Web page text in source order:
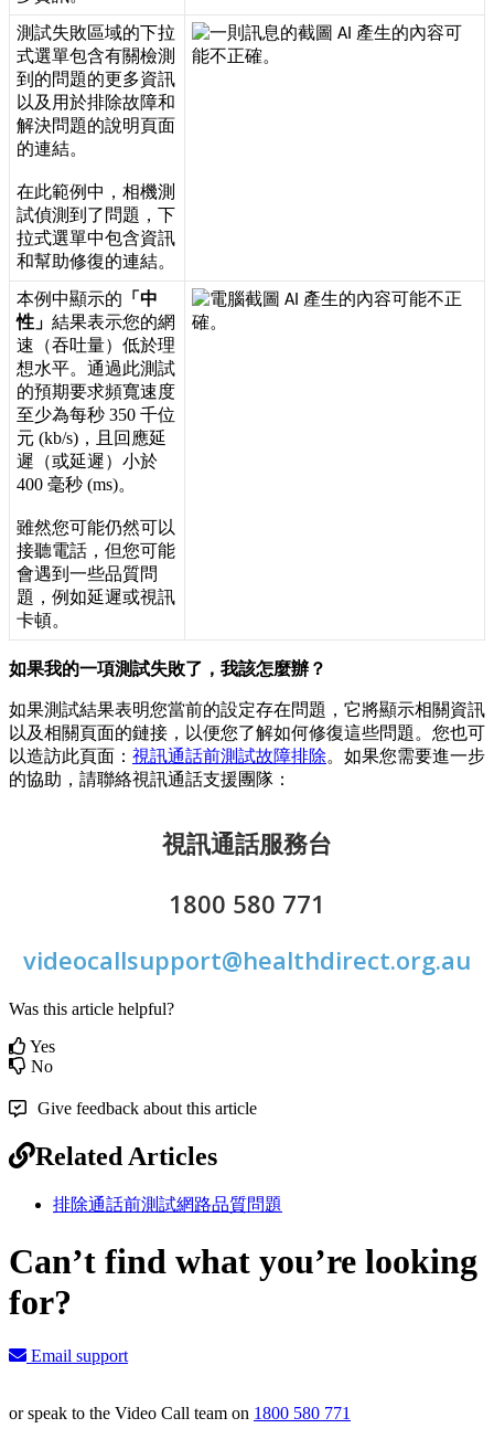
測試失敗區域的下拉
式選單包含有關檢測
到 的問題的更多資訊
以 及 用於排除故障和
解決問題的說明頁面
的連結。
在此範例中 ，相機測
試偵測到 了 問題 ，下
拉式選單中包含資訊
和幫助修復的連結。
本例中顯示的 「中
性 」結果表示您的網
速 （吞吐量）低於理
想水平。通過此測試
的預期要求頻寬速度
至少為每秒 350 千位
元 (kb/s) ， 且 回 應延
遲 （或延遲）小於
400 毫秒 (ms)。
雖然您可能仍然可以
接聽電話 ，但您可能
會遇到一些品質問
題 ，例如延遲或視訊
卡頓。
如果我的一項測試失敗了 ， 我該怎麼辦 ？
如果測試結果表明您當前的設定存在問題 ， 它將顯示相關資訊
以 及相關頁面的鏈接 ， 以便您了解如何修復這些問題 。 您也可
以造訪此頁面 ： 視訊通話前測試故障排除。 如果您需要進一步
的協助 ， 請聯絡視訊通話支援團隊 ：
視訊通話服務台
1800 580 771
videocallsupport@healthdirect.org.au
Was this article helpful?
Yes
No
Give feedback about this article
Related Articles
排除通話前測試網路品質問題
Can’t find what you’re looking
for?
Email support
or speak to the Video Call team on 1800 580 771